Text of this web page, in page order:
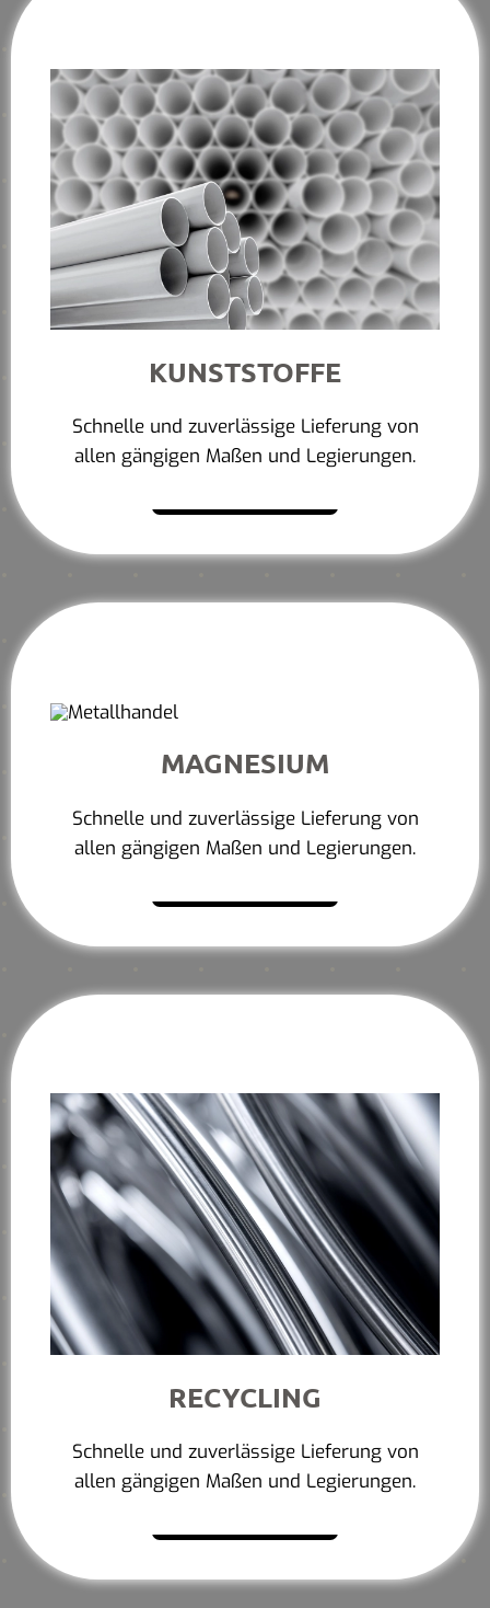
KUNSTSTOFFE
Schnelle und zuverlässige Lieferung von
allen gängigen Maßen und Legierungen.
MAGNESIUM
Schnelle und zuverlässige Lieferung von
allen gängigen Maßen und Legierungen.
RECYCLING
Schnelle und zuverlässige Lieferung von
allen gängigen Maßen und Legierungen.